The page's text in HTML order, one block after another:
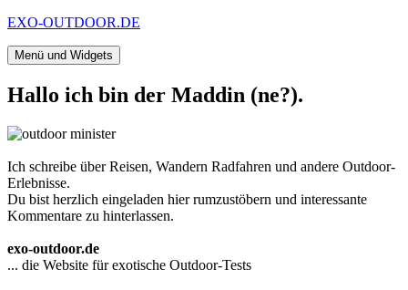
Zum
springen
EXO-OUTDOOR.DE
Menü und Widgets
Hallo ich bin der Maddin (ne?).
Ich schreibe über Reisen, Wandern Radfahren und andere Outdoor-
Erlebnisse.
Du bist herzlich eingeladen hier rumzustöbern und interessante
Kommentare zu hinterlassen.
exo-outdoor.de
... die Website für exotische Outdoor-Tests